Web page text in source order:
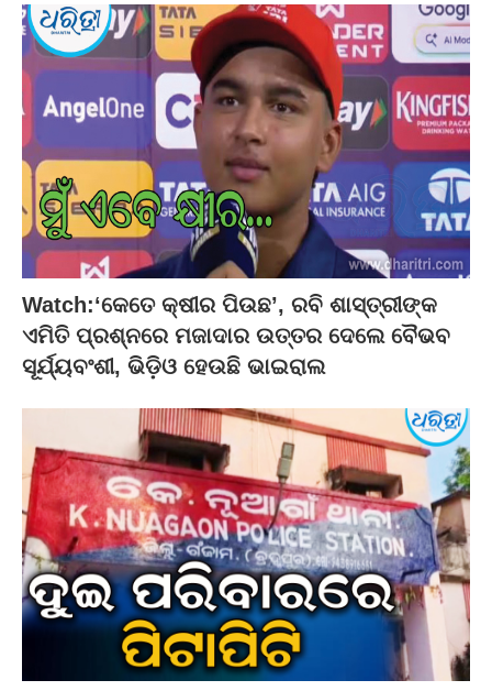
Watch:‘କେତେ କ୍ଷୀର ପିଉଛ’, ରବି ଶାସ୍ତ୍ରୀଙ୍କ
ଏମିତି ପ୍ରଶ୍ନରେ ମଜାଦାର ଉତ୍ତର ଦେଲେ ବୈଭବ
ସୂର୍ଯ୍ୟବଂଶୀ, ଭିଡ଼ିଓ ହେଉଛି ଭାଇରାଲ